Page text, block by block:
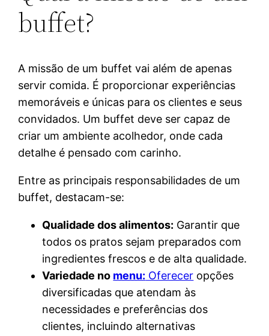
buffet?
A missão de um buffet vai além de apenas
servir comida. É proporcionar experiências
memoráveis e únicas para os clientes e seus
convidados. Um buffet deve ser capaz de
criar um ambiente acolhedor, onde cada
detalhe é pensado com carinho.
Entre as principais responsabilidades de um
buffet, destacam-se:
Qualidade dos alimentos: Garantir que
todos os pratos sejam preparados com
ingredientes frescos e de alta qualidade.
Variedade no menu: Oferecer opções
diversificadas que atendam às
necessidades e preferências dos
clientes, incluindo alternativas